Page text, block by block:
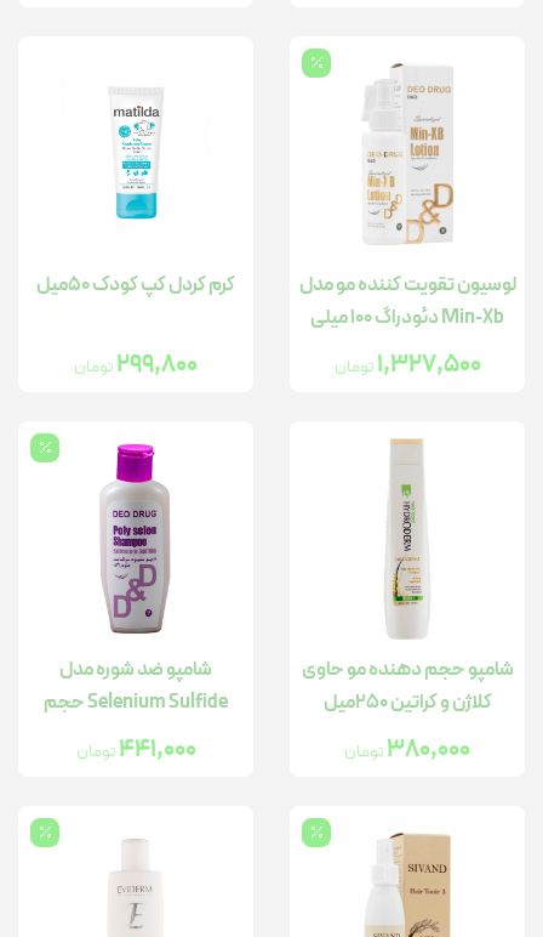
لوسیون تقویت کننده مو مدل
Min-Xb دئودراگ 100 میلی
لیتر
1,327,500تومان
کرم کردل کپ کودک 50میل
299,800تومان
شامپو حجم دهنده مو حاوی
کلاژن و کراتین 250میل
380,000تومان
شامپو ضد شوره مدل
Selenium Sulfide حجم
120میل
441,000تومان